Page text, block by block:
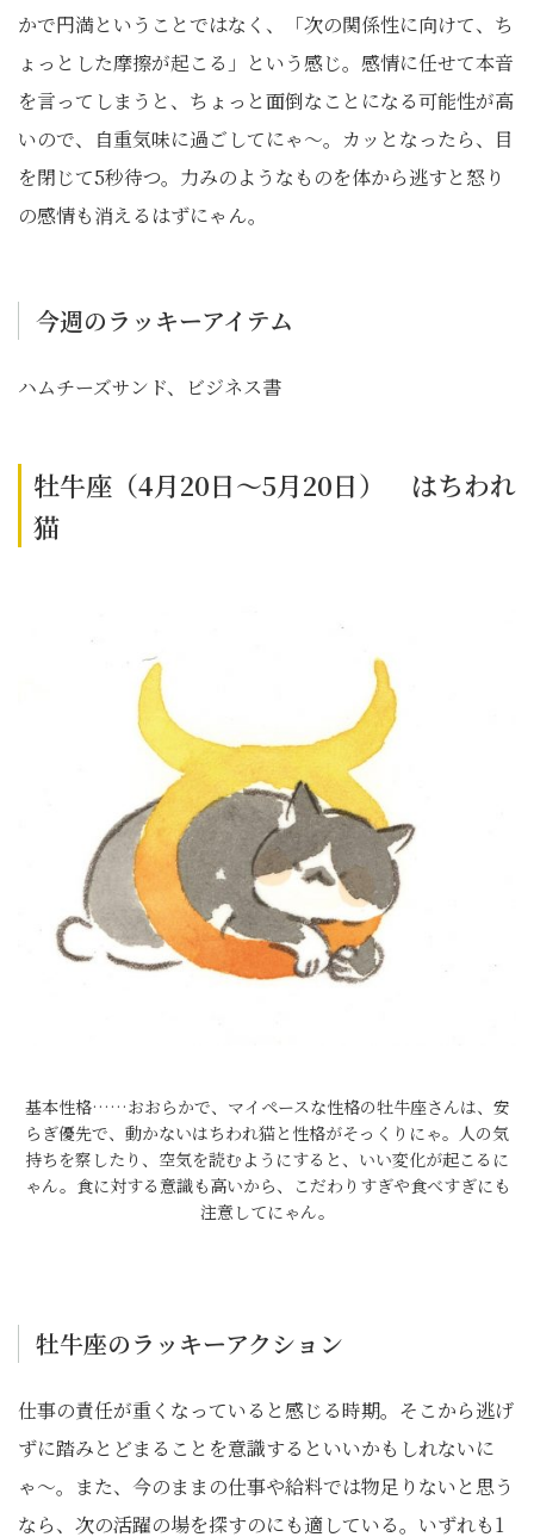
かで円満ということではなく、「次の関係性に向けて、ち
ょっとした摩擦が起こる」という感じ。感情に任せて本音
を言ってしまうと、ちょっと面倒なことになる可能性が高
いので、自重気味に過ごしてにゃ〜。カッとなったら、目
を閉じて5秒待つ。力みのようなものを体から逃すと怒り
の感情も消えるはずにゃん。
今週のラッキーアイテム
ハムチーズサンド、ビジネス書
牡牛座（4月20日～5月20日） はちわれ
猫
基本性格……おおらかで、マイペースな性格の牡牛座さんは、安
らぎ優先で、動かないはちわれ猫と性格がそっくりにゃ。人の気
持ちを察したり、空気を読むようにすると、いい変化が起こるに
ゃん。食に対する意識も高いから、こだわりすぎや食べすぎにも
注意してにゃん。
牡牛座のラッキーアクション
仕事の責任が重くなっていると感じる時期。そこから逃げ
ずに踏みとどまることを意識するといいかもしれないに
ゃ〜。また、今のままの仕事や給料では物足りないと思う
なら、次の活躍の場を探すのにも適している。いずれも1